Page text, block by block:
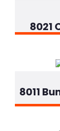
8021
8011